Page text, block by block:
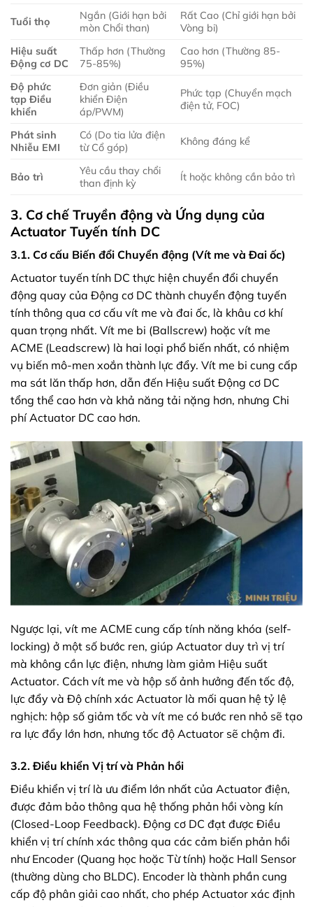
Tuổi thọ
Ngắn (Giới hạn bởi
mòn Chổi than)
Rất Cao (Chỉ giới hạn bởi
Vòng bi)
Hiệu suất
Động cơ DC
Thấp hơn (Thường
75-85%)
Cao hơn (Thường 85-
95%)
Độ phức
tạp Điều
khiển
Đơn giản (Điều
khiển Điện
áp/PWM)
Phức tạp (Chuyển mạch
điện tử, FOC)
Phát sinh
Nhiễu EMI
Có (Do tia lửa điện
từ Cổ góp)
Không đáng kể
Bảo trì
Yêu cầu thay chổi
than định kỳ
Ít hoặc không cần bảo trì
3. Cơ chế Truyền động và Ứng dụng của
Actuator Tuyến tính DC
3.1. Cơ cấu Biến đổi Chuyển động (Vít me và Đai ốc)
Actuator tuyến tính DC thực hiện chuyển đổi chuyển
động quay của Động cơ DC thành chuyển động tuyến
tính thông qua cơ cấu vít me và đai ốc, là khâu cơ khí
quan trọng nhất. Vít me bi (Ballscrew) hoặc vít me
ACME (Leadscrew) là hai loại phổ biến nhất, có nhiệm
vụ biến mô-men xoắn thành lực đẩy. Vít me bi cung cấp
ma sát lăn thấp hơn, dẫn đến Hiệu suất Động cơ DC
tổng thể cao hơn và khả năng tải nặng hơn, nhưng Chi
phí Actuator DC cao hơn.
Ngược lại, vít me ACME cung cấp tính năng khóa (self-
locking) ở một số bước ren, giúp Actuator duy trì vị trí
mà không cần lực điện, nhưng làm giảm Hiệu suất
Actuator. Cách vít me và hộp số ảnh hưởng đến tốc độ,
lực đẩy và Độ chính xác Actuator là mối quan hệ tỷ lệ
nghịch: hộp số giảm tốc và vít me có bước ren nhỏ sẽ tạo
ra lực đẩy lớn hơn, nhưng tốc độ Actuator sẽ chậm đi.
3.2. Điều khiển Vị trí và Phản hồi
Điều khiển vị trí là ưu điểm lớn nhất của Actuator điện,
được đảm bảo thông qua hệ thống phản hồi vòng kín
(Closed-Loop Feedback). Động cơ DC đạt được Điều
khiển vị trí chính xác thông qua các cảm biến phản hồi
như Encoder (Quang học hoặc Từ tính) hoặc Hall Sensor
(thường dùng cho BLDC). Encoder là thành phần cung
cấp độ phân giải cao nhất, cho phép Actuator xác định